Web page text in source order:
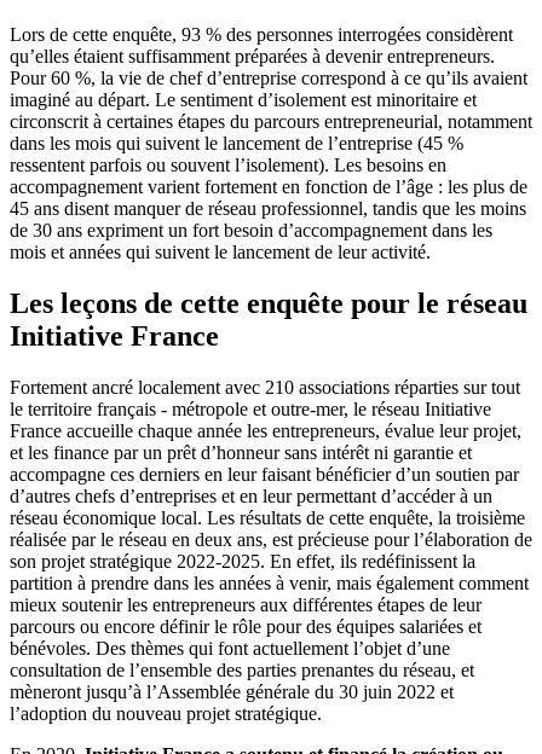
Lors de cette enquête, 93 % des personnes interrogées considèrent
qu’elles étaient suffisamment préparées à devenir entrepreneurs.
Pour 60 %, la vie de chef d’entreprise correspond à ce qu’ils avaient
imaginé au départ. Le sentiment d’isolement est minoritaire et
circonscrit à certaines étapes du parcours entrepreneurial, notamment
dans les mois qui suivent le lancement de l’entreprise (45 %
ressentent parfois ou souvent l’isolement). Les besoins en
accompagnement varient fortement en fonction de l’âge : les plus de
45 ans disent manquer de réseau professionnel, tandis que les moins
de 30 ans expriment un fort besoin d’accompagnement dans les
mois et années qui suivent le lancement de leur activité.
Les leçons de cette enquête pour le réseau
Initiative France
Fortement ancré localement avec 210 associations réparties sur tout
le territoire français - métropole et outre-mer, le réseau Initiative
France accueille chaque année les entrepreneurs, évalue leur projet,
et les finance par un prêt d’honneur sans intérêt ni garantie et
accompagne ces derniers en leur faisant bénéficier d’un soutien par
d’autres chefs d’entreprises et en leur permettant d’accéder à un
réseau économique local. Les résultats de cette enquête, la troisième
réalisée par le réseau en deux ans, est précieuse pour l’élaboration de
son projet stratégique 2022-2025. En effet, ils redéfinissent la
partition à prendre dans les années à venir, mais également comment
mieux soutenir les entrepreneurs aux différentes étapes de leur
parcours ou encore définir le rôle pour des équipes salariées et
bénévoles. Des thèmes qui font actuellement l’objet d’une
consultation de l’ensemble des parties prenantes du réseau, et
mèneront jusqu’à l’Assemblée générale du 30 juin 2022 et
l’adoption du nouveau projet stratégique.